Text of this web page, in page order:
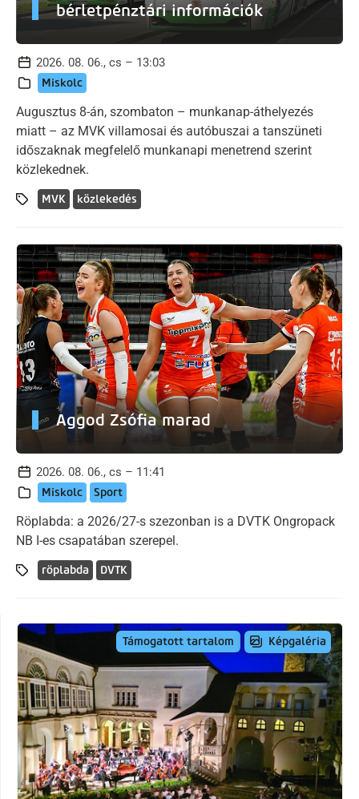
bérletpénztári információk
2026. 08. 06., cs – 13:03
Miskolc
Augusztus 8-án, szombaton – munkanap-áthelyezés
miatt – az MVK villamosai és autóbuszai a tanszüneti
időszaknak megfelelő munkanapi menetrend szerint
közlekednek.
MVK közlekedés
Aggod Zsófia marad
2026. 08. 06., cs – 11:41
Miskolc Sport
Röplabda: a 2026/27-s szezonban is a DVTK Ongropack
NB I-es csapatában szerepel.
röplabda DVTK
Támogatott tartalom Képgaléria